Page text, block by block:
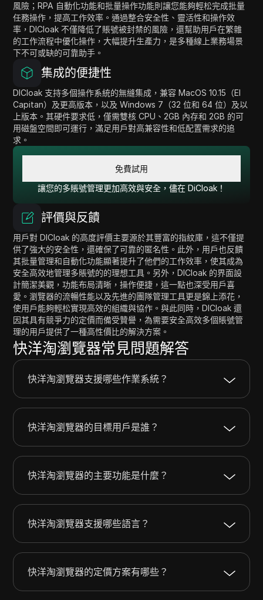
風險；RPA 自動化功能和批量操作功能則讓您能夠輕松完成批量
任務操作，提高工作效率。通過整合安全性、靈活性和操作效
率，DICloak 不僅降低了賬號被封禁的風險，還幫助用戶在繁雜
的工作流程中優化操作，大幅提升生產力，是多種線上業務場景
下不可或缺的可靠助手。
集成的便捷性
DICloak 支持多個操作系統的無縫集成，兼容 MacOS 10.15（El
Capitan）及更高版本，以及 Windows 7（32 位和 64 位）及以
上版本。其硬件要求低，僅需雙核 CPU、2GB 內存和 2GB 的可
用磁盤空間即可運行，滿足用戶對高兼容性和低配置需求的追
求。
免費試用
讓您的多賬號管理更加高效與安全，儘在 DiCloak！
評價與反饋
用戶對 DICloak 的高度評價主要源於其豐富的指紋庫，這不僅提
供了強大的安全性，還確保了可靠的匿名性。此外，用戶也反饋
其批量管理和自動化功能顯著提升了他們的工作效率，使其成為
安全高效地管理多賬號的的理想工具。另外，DICloak 的界面設
計簡潔美觀，功能布局清晰，操作便捷，這一點也深受用戶喜
愛。瀏覽器的流暢性能以及先進的團隊管理工具更是錦上添花，
使用戶能夠輕松實現高效的組織與協作。與此同時，DICloak 還
因其具有競爭力的定價而備受贊譽，為需要安全高效多個賬號管
理的用戶提供了一種高性價比的解決方案。
快洋淘瀏覽器常見問題解答
快洋淘瀏覽器支援哪些作業系統？
快洋淘瀏覽器的目標用戶是誰？
快洋淘瀏覽器的主要功能是什麼？
快洋淘瀏覽器支援哪些語言？
快洋淘瀏覽器的定價方案有哪些？